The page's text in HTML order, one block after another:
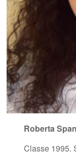
Roberta
Classe 1995.